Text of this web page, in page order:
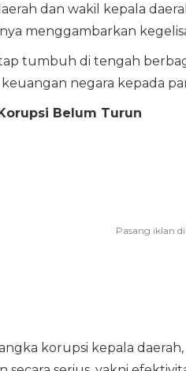
dan wakil kepala
menggambarkan
tumbuh di tengah
negara kepada
Belum Turun
korupsi kepala